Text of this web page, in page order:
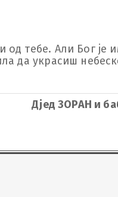
тебе. Али Бог је
да украсиш
Дјед ЗОРАН и